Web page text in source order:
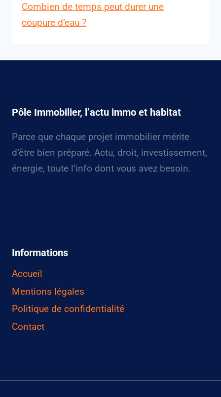
Combien de temps peut durer une
coupure d’eau ?
Pôle Immobilier, l’actu immo et habitat
Parce que chaque projet immobilier mérite
d’être bien préparé. Actu, droit, investissement,
énergie, toute l’info dont vous avez besoin.
Informations
Accueil
Mentions légales
Politique de confidentialité
Contact